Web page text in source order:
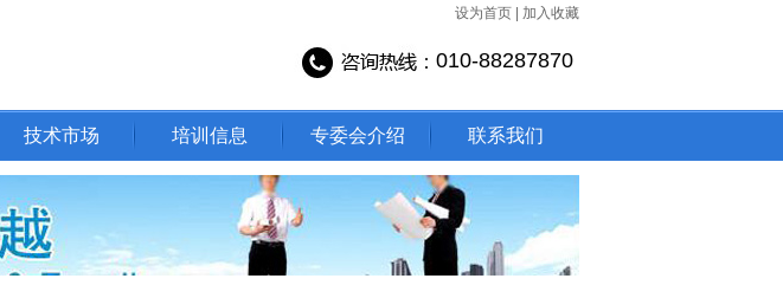
设为首页 加入收藏
010-88287870
技术市场 培训信息 专委会介绍 联系我们